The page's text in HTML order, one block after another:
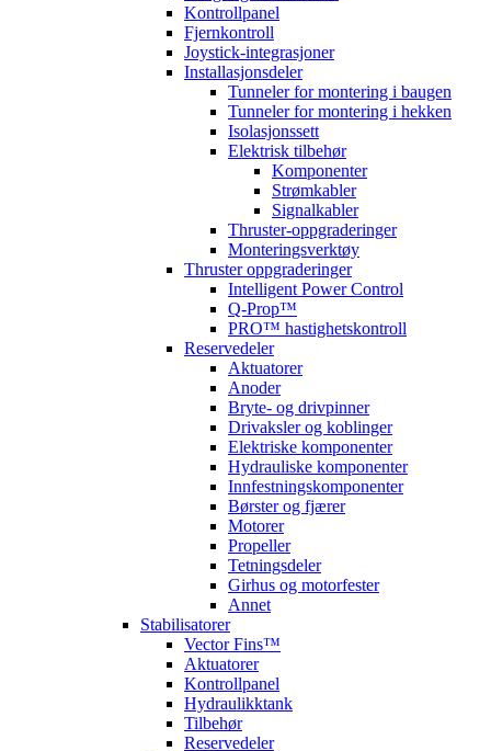
Kontrollpanel
Fjernkontroll
Joystick-integrasjoner
Installasjonsdeler
Tunneler for montering i baugen
Tunneler for montering i hekken
Isolasjonssett
Elektrisk tilbehør
Komponenter
Strømkabler
Signalkabler
Thruster-oppgraderinger
Monteringsverktøy
Thruster oppgraderinger
Intelligent Power Control
Q-Prop™
PRO™ hastighetskontroll
Reservedeler
Aktuatorer
Anoder
Bryte- og drivpinner
Drivaksler og koblinger
Elektriske komponenter
Hydrauliske komponenter
Innfestningskomponenter
Børster og fjærer
Motorer
Propeller
Tetningsdeler
Girhus og motorfester
Annet
Stabilisatorer
Vector Fins™
Aktuatorer
Kontrollpanel
Hydraulikktank
Tilbehør
Reservedeler